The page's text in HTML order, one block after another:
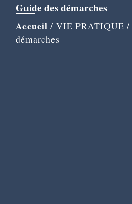
Guide des démarches
Accueil / VIE PRATIQUE /
démarches